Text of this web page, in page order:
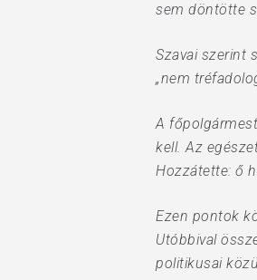
sem döntötte
Szavai szerint
„nem
A
kell. Az
Hozzátette: ő
Ezen pontok
Utóbbival
politikusai